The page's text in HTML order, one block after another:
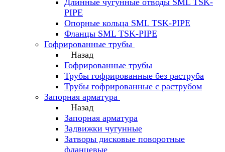
Длинные чугунные отводы SML TSK-
PIPE
Опорные кольца SML TSK-PIPE
Фланцы SML TSK-PIPE
Гофрированные трубы
Назад
Гофрированные трубы
Трубы гофрированные без раструба
Трубы гофрированные с раструбом
Запорная арматура
Назад
Запорная арматура
Задвижки чугунные
Затворы дисковые поворотные
фланцевые